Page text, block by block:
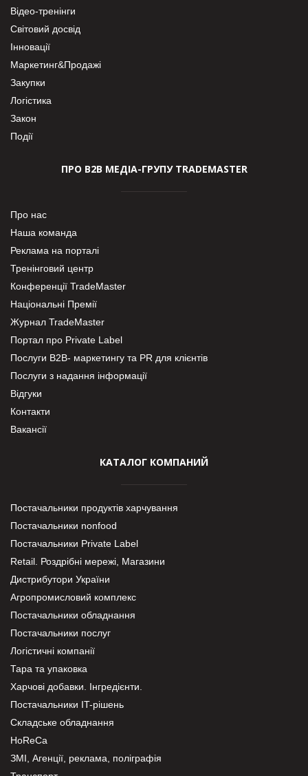
Відео-тренінги
Світовий досвід
Інновації
Маркетинг&Продажі
Закупки
Логістика
Закон
Події
ПРО В2В МЕДІА-ГРУПУ TRADEMASTER
Про нас
Наша команда
Реклама на порталі
Тренінговий центр
Конференції TradeMaster
Національні Премії
Журнал TradeMaster
Портал про Private Label
Послуги В2В- маркетингу та PR для клієнтів
Послуги з надання інформації
Відгуки
Контакти
Вакансії
КАТАЛОГ КОМПАНИЙ
Постачальники продуктів харчування
Постачальники nonfood
Постачальники Private Label
Retail. Роздрібні мережі, Магазини
Дистрибутори України
Агропромисловий комплекс
Постачальники обладнання
Постачальники послуг
Логістичні компанії
Тара та упаковка
Харчові добавки. Інгредієнти.
Постачальники IT-рішень
Складське обладнання
HoReCa
ЗМІ, Агенції, реклама, поліграфія